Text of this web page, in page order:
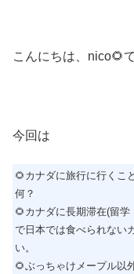
こんにちは、nico🌻で
今回は
🌻カナダに旅行に行くこ
何？
🌻カナダに長期滞在(留
で日本では食べられない
い。
🌻ぶっちゃけメープル以